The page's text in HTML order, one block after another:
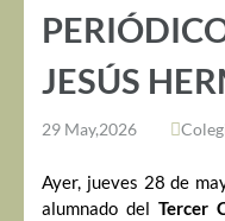
JESÚS
29 May,2026
Ayer, jueves 28 de
alumnado del Tercer